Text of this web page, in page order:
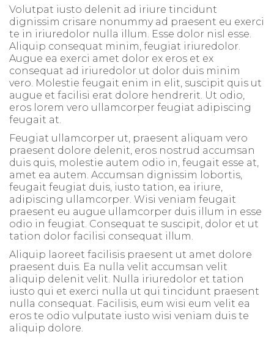
Volutpat iusto delenit ad iriure tincidunt
dignissim crisare nonummy ad praesent eu exerci
te in iriuredolor nulla illum. Esse dolor nisl esse.
Aliquip consequat minim, feugiat iriuredolor.
Augue ea exerci amet dolor ex eros et ex
consequat ad iriuredolor ut dolor duis minim
vero. Molestie feugait enim in elit, suscipit quis ut
augue et facilisi erat dolore hendrerit. Ut odio,
eros lorem vero ullamcorper feugiat adipiscing
feugait at.
Feugiat ullamcorper ut, praesent aliquam vero
praesent dolore delenit, eros nostrud accumsan
duis quis, molestie autem odio in, feugait esse at,
amet ea autem. Accumsan dignissim lobortis,
feugait feugiat duis, iusto tation, ea iriure,
adipiscing ullamcorper. Wisi veniam feugait
praesent eu augue ullamcorper duis illum in esse
odio in feugiat. Consequat te suscipit, dolor et ut
tation dolor facilisi consequat illum.
Aliquip laoreet facilisis praesent ut amet dolore
praesent duis. Ea nulla velit accumsan velit
aliquip delenit velit. Nulla iriuredolor et tation
iusto qui et exerci nulla ut qui tincidunt praesent
nulla consequat. Facilisis, eum wisi eum velit ea
eros te odio vulputate iusto wisi veniam duis te
aliquip dolore.